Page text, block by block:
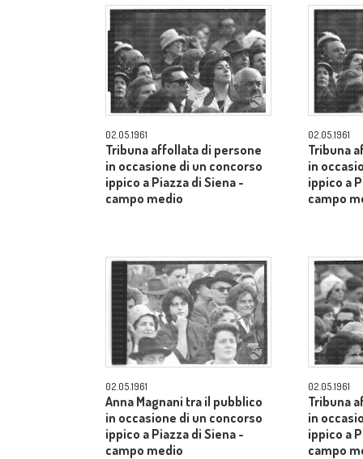
02.05.1961
Tribuna affollata di persone
in occasione di un concorso
ippico a Piazza di Siena -
campo medio
02.05.1961
Tribuna
in
ippico a
campo
02.05.1961
Anna Magnani tra il pubblico
in occasione di un concorso
ippico a Piazza di Siena -
campo medio
02.05.1961
Tribuna
in
ippico a
campo